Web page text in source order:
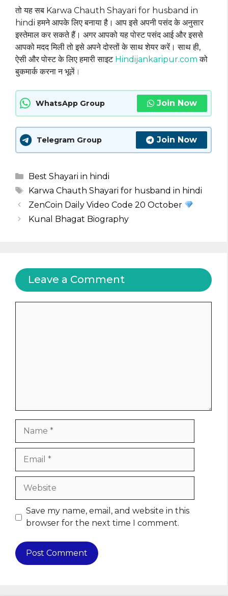
तो यह सब Karwa Chauth Shayari for husband in
hindi हमने आपके लिए बनाया है। आप इसे अपनी पसंद के अनुसार
इस्तेमाल कर सकते हैं। अगर आपको यह पोस्ट पसंद आई और इससे
आपको मदद मिली तो इसे अपने दोस्तों के साथ शेयर करें। साथ ही,
ऐसी और पोस्ट के लिए हमारी साइट Hindijankaripur.com को
बुकमार्क करना न भूलें ।
WhatsApp Group Join Now
Telegram Group Join Now
Categories
Best Shayari in hindi
Tags
Karwa Chauth Shayari for husband in hindi
ZenCoin Daily Video Code 20 October
Kunal Bhagat Biography
Leave a Comment
Website
Save my name, email, and website in this
browser for the next time I comment.